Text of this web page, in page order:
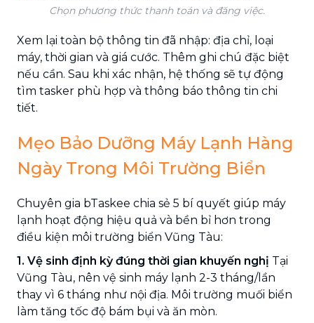
Chọn phương thức thanh toán và đăng việc.
Xem lại toàn bộ thông tin đã nhập: địa chỉ, loại
máy, thời gian và giá cước. Thêm ghi chú đặc biệt
nếu cần. Sau khi xác nhận, hệ thống sẽ tự động
tìm tasker phù hợp và thông báo thông tin chi
tiết.
Mẹo Bảo Dưỡng Máy Lạnh Hàng
Ngày Trong Môi Trường Biển
Chuyên gia bTaskee chia sẻ 5 bí quyết giúp máy
lạnh hoạt động hiệu quả và bền bỉ hơn trong
điều kiện môi trường biển Vũng Tàu:
1. Vệ sinh định kỳ đúng thời gian khuyến nghị Tại
Vũng Tàu, nên vệ sinh máy lạnh 2-3 tháng/lần
thay vì 6 tháng như nội địa. Môi trường muối biển
làm tăng tốc độ bám bụi và ăn mòn.